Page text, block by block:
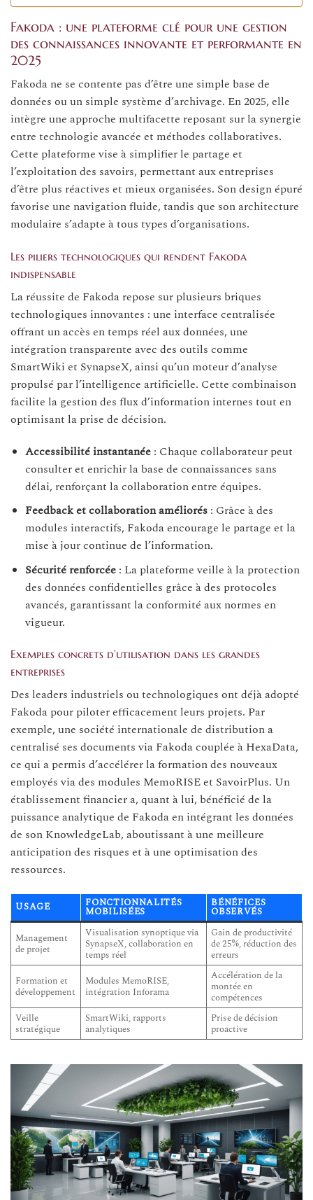
Fakoda : une plateforme clé pour une gestion
des connaissances innovante et performante en
2025
Fakoda ne se contente pas d’être une simple base de
données ou un simple système d’archivage. En 2025, elle
intègre une approche multifacette reposant sur la synergie
entre technologie avancée et méthodes collaboratives.
Cette plateforme vise à simplifier le partage et
l’exploitation des savoirs, permettant aux entreprises
d’être plus réactives et mieux organisées. Son design épuré
favorise une navigation fluide, tandis que son architecture
modulaire s’adapte à tous types d’organisations.
Les piliers technologiques qui rendent Fakoda
indispensable
La réussite de Fakoda repose sur plusieurs briques
technologiques innovantes : une interface centralisée
offrant un accès en temps réel aux données, une
intégration transparente avec des outils comme
SmartWiki et SynapseX, ainsi qu’un moteur d’analyse
propulsé par l’intelligence artificielle. Cette combinaison
facilite la gestion des flux d’information internes tout en
optimisant la prise de décision.
Accessibilité instantanée: Chaque collaborateur peut
consulter et enrichir la base de connaissances sans
délai, renforçant la collaboration entre équipes.
Feedback et collaboration améliorés: Grâce à des
modules interactifs, Fakoda encourage le partage et la
mise à jour continue de l’information.
Sécurité renforcée: La plateforme veille à la protection
des données confidentielles grâce à des protocoles
avancés, garantissant la conformité aux normes en
vigueur.
Exemples concrets d’utilisation dans les grandes
entreprises
Des leaders industriels ou technologiques ont déjà adopté
Fakoda pour piloter efficacement leurs projets. Par
exemple, une société internationale de distribution a
centralisé ses documents via Fakoda couplée à HexaData,
ce qui a permis d’accélérer la formation des nouveaux
employés via des modules MemoRISE et SavoirPlus. Un
établissement financier a, quant à lui, bénéficié de la
puissance analytique de Fakoda en intégrant les données
de son KnowledgeLab, aboutissant à une meilleure
anticipation des risques et à une optimisation des
ressources.
USAGE FONCTIONNALITÉS
MOBILISÉES
BÉNÉFICES
OBSERVÉS
Management
de projet
Visualisation synoptique via
SynapseX, collaboration en
temps réel
Gain de productivité
de 25%, réduction des
erreurs
Formation et
développement
Modules MemoRISE,
intégration Inforama
Accélération de la
montée en
compétences
Veille
stratégique
SmartWiki, rapports
analytiques
Prise de décision
proactive